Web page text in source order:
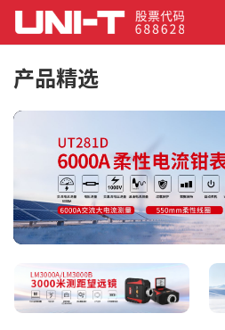
产品精选